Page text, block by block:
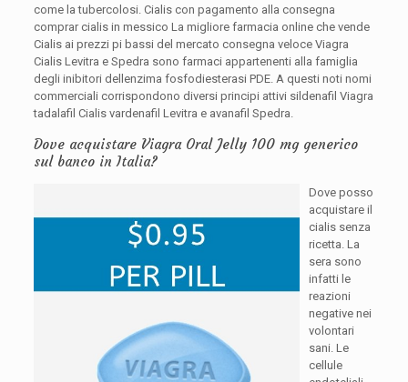
come la tubercolosi. Cialis con pagamento alla consegna
comprar cialis in messico La migliore farmacia online che vende
Cialis ai prezzi pi bassi del mercato consegna veloce Viagra
Cialis Levitra e Spedra sono farmaci appartenenti alla famiglia
degli inibitori dellenzima fosfodiesterasi PDE. A questi noti nomi
commerciali corrispondono diversi principi attivi sildenafil Viagra
tadalafil Cialis vardenafil Levitra e avanafil Spedra.
Dove acquistare Viagra Oral Jelly 100 mg generico
sul banco in Italia?
Dove posso
acquistare il
cialis senza
ricetta. La
sera sono
infatti le
reazioni
negative nei
volontari
sani. Le
cellule